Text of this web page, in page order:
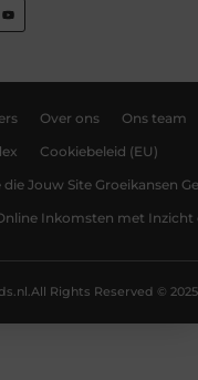
Over ons Ons team
Cookiebeleid (EU)
Jouw Site Groeikansen
Inkomsten met Inzicht
All Rights Reserved © 2025